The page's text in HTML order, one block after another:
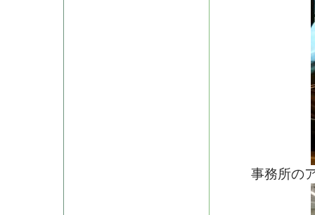
事務所の